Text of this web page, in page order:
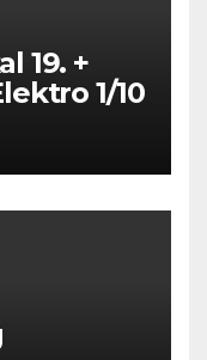
19. +
1/10